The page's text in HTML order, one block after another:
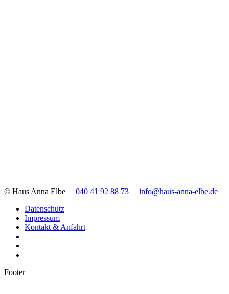
© Haus Anna Elbe 040 41 92 88 73
info@haus-anna-elbe.de
Datenschutz
Impressum
Kontakt & Anfahrt
Footer